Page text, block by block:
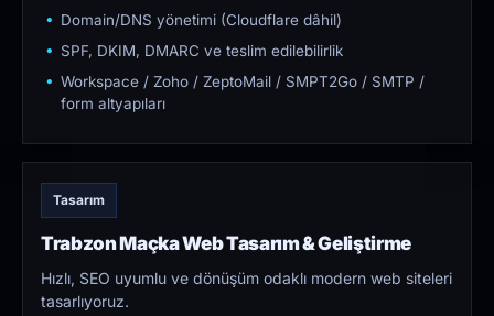
Domain/DNS yönetimi (Cloudflare dâhil)
SPF, DKIM, DMARC ve teslim edilebilirlik
Workspace / Zoho / ZeptoMail / SMPT2Go / SMTP /
form altyapıları
Tasarım
Trabzon Maçka Web Tasarım & Geliştirme
Hızlı, SEO uyumlu ve dönüşüm odaklı modern web siteleri
tasarlıyoruz.